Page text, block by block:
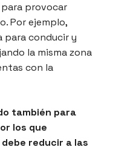
provocar
Por ejemplo,
para conducir y
la misma zona
con la
también para
los que
reducir a las